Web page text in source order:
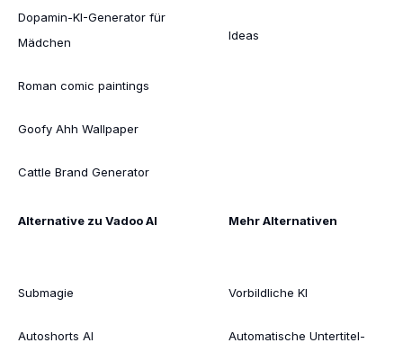
Dopamin-KI-Generator für
Mädchen
Roman comic paintings
Goofy Ahh Wallpaper
Cattle Brand Generator
Ideas
Alternative zu Vadoo AI
Submagie
Autoshorts AI
Mehr Alternativen
Vorbildliche KI
Automatische Untertitel-